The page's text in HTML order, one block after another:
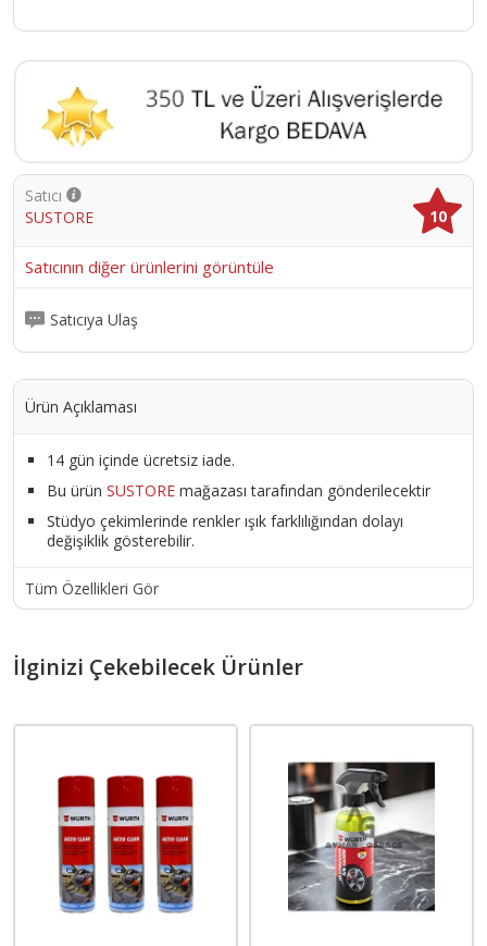
Satıcı
SUSTORE
10
Satıcının diğer ürünlerini görüntüle
Satıcıya Ulaş
Ürün Açıklaması
14 gün içinde ücretsiz iade.
Bu ürün SUSTORE mağazası tarafından gönderilecektir
Stüdyo çekimlerinde renkler ışık farklılığından dolayı
değişiklik gösterebilir.
Tüm Özellikleri Gör
İlginizi Çekebilecek Ürünler